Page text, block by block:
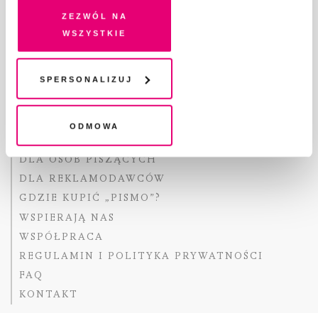
na Twoim urządzeniu końcowym lub dostęp do niego i
przetwarzanie danych. Zgodę na wszystkie lub niektóre
chwili wycofać lub ponowić w zakładce "Ustawienia
plików cookie". Wycofanie zgody nie wpływa na
legalność przetwarzania danych przed jej wycofaniem
Zezwól na
wszystkie
Spersonalizuj
Odmowa
Copyright © Fundacja Pismo
O „PIŚMIE”
ABOUT PISMO
DLA OSÓB PISZĄCYCH
DLA REKLAMODAWCÓW
GDZIE KUPIĆ „PISMO”?
WSPIERAJĄ NAS
WSPÓŁPRACA
REGULAMIN I POLITYKA PRYWATNOŚCI
FAQ
KONTAKT